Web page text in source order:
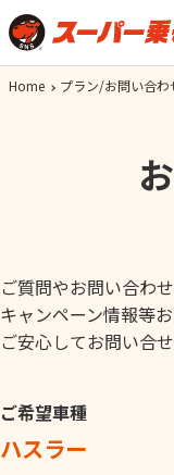
Home プラン/お問い合わ
ご質問やお問い合わ
キャンペーン情報等
ご安心してお問い合せ
ご希望車種
ハスラー